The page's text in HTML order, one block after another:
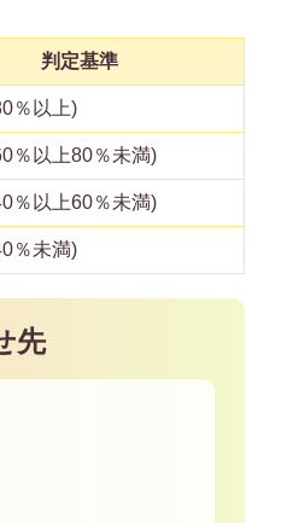
判定基準
％以上)
％以上80％未満)
％以上60％未満)
％未満)
先